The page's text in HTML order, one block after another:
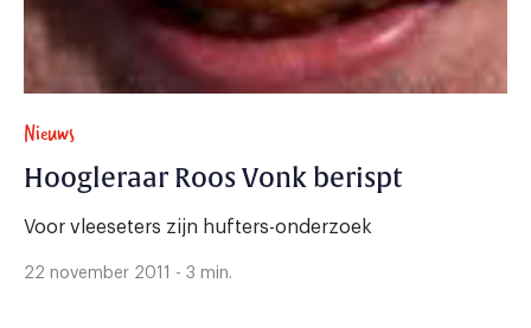
Nieuws
Hoogleraar Roos Vonk berispt
Voor vleeseters zijn hufters-onderzoek
22 november 2011 - 3 min.